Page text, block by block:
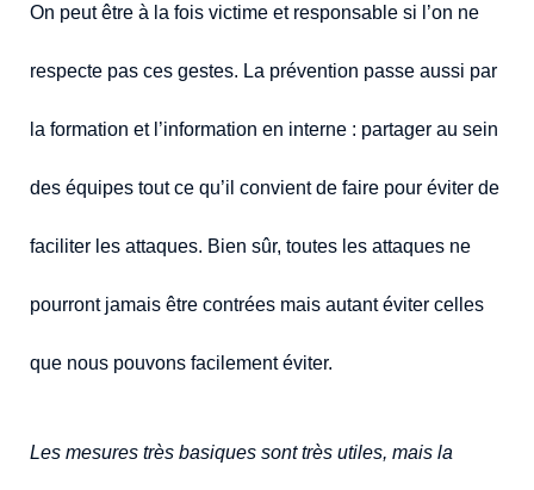
On peut être à la fois victime et responsable si l’on ne
respecte pas ces gestes. La prévention passe aussi par
la formation et l’information en interne : partager au sein
des équipes tout ce qu’il convient de faire pour éviter de
faciliter les attaques. Bien sûr, toutes les attaques ne
pourront jamais être contrées mais autant éviter celles
que nous pouvons facilement éviter.
Les mesures très basiques sont très utiles, mais la